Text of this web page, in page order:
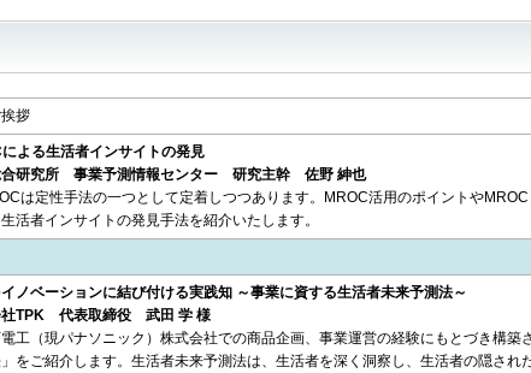
挨拶
による生活者インサイトの発見
合研究所 事業予測情報センター 研究主幹 佐野 紳也
は定性手法の一つとして定着しつつあります。MROC活用のポイントや
活者インサイトの発見手法を紹介いたします。
ノベーションに結び付ける実践知 ～事業に資する生活者未来予測法～
社TPK 代表取締役 武田 学 様
工（現パナソニック）株式会社での商品企画、事業運営の経験にもとづき構築
をご紹介します。生活者未来予測法は、生活者を深く洞察し、生活者の隠され